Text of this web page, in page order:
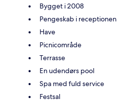
Bygget i 2008
Pengeskab i receptionen
Have
Picnicområde
Terrasse
En udendørs pool
Spa med fuld service
Festsal